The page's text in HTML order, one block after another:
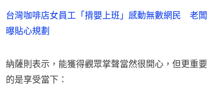
台灣咖啡店女員工「揹嬰上班」感動無數網民 老闆
曝貼心規劃
納薩則表示，能獲得觀眾掌聲當然很開心，但更重要
的是享受當下：